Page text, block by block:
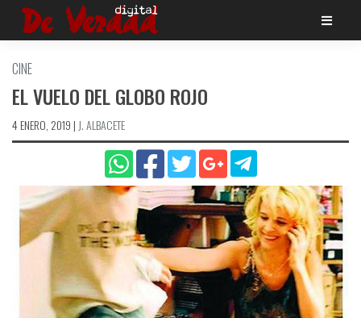
Saltar
CINE
EL VUELO DEL GLOBO ROJO
4 ENERO, 2019 | J. ALBACETE